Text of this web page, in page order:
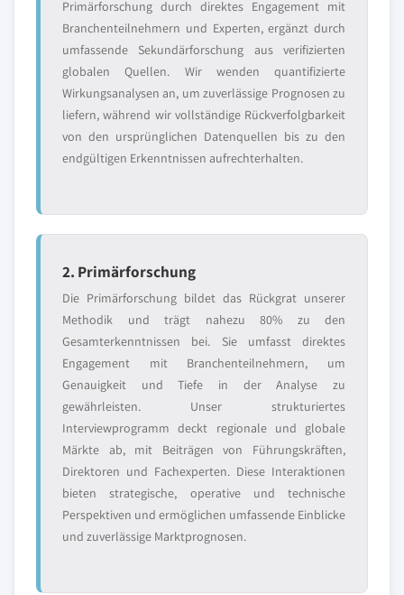
Primärforschung durch direktes Engagement mit
Branchenteilnehmern und Experten, ergänzt durch
umfassende Sekundärforschung aus verifizierten
globalen Quellen. Wir wenden quantifizierte
Wirkungsanalysen an, um zuverlässige Prognosen zu
liefern, während wir vollständige Rückverfolgbarkeit
von den ursprünglichen Datenquellen bis zu den
endgültigen Erkenntnissen aufrechterhalten.
2. Primärforschung
Die Primärforschung bildet das Rückgrat unserer
Methodik und trägt nahezu 80% zu den
Gesamterkenntnissen bei. Sie umfasst direktes
Engagement mit Branchenteilnehmern, um
Genauigkeit und Tiefe in der Analyse zu
gewährleisten. Unser strukturiertes
Interviewprogramm deckt regionale und globale
Märkte ab, mit Beiträgen von Führungskräften,
Direktoren und Fachexperten. Diese Interaktionen
bieten strategische, operative und technische
Perspektiven und ermöglichen umfassende Einblicke
und zuverlässige Marktprognosen.